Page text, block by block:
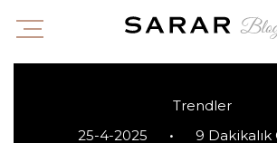
Trendler
25-4-2025
• 9